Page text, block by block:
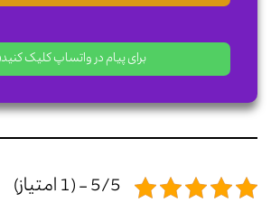
برای پیام در واتساپ کلیک کنید
5/5 - (1 امتیاز)